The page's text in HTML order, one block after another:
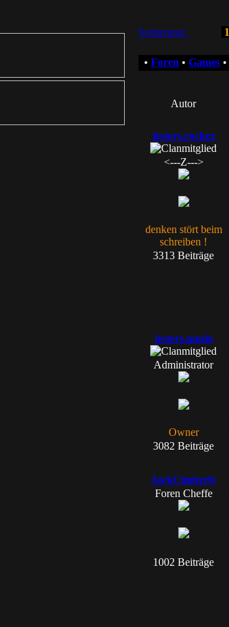
Sortierung: 1
• Foren • Games •
Autor
jesters.rockez
<---Z--->
denken stört beim
schreiben !
3313 Beiträge
jesters.mudo
Administrator
Owner
3082 Beiträge
JackCimberly
Foren Cheffe
1002 Beiträge